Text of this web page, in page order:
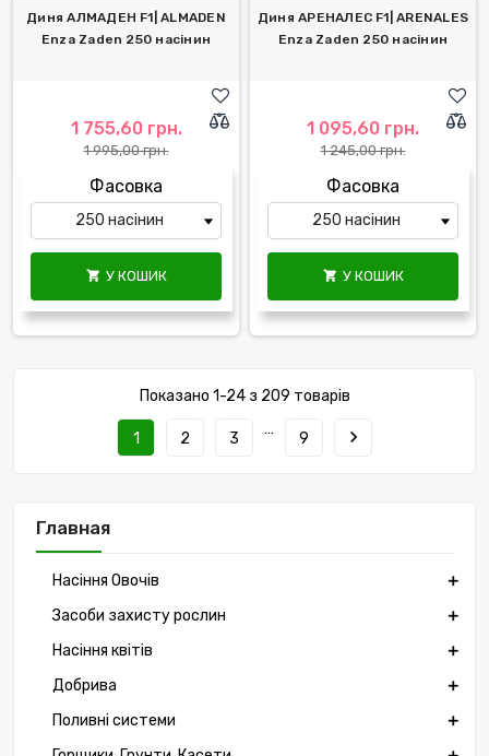
Главная
Насіння Овочів
Засоби захисту рослин
Насіння квітів
Добрива
Поливні системи
Диня АЛМАДЕН F1| ALMADEN
Enza Zaden 250 насінин
1 755,60 грн.
1 995,00 грн.
Фасовка
 У КОШИК
Диня АРЕНАЛЕС F1| ARENALES
Enza Zaden 250 насінин
1 095,60 грн.
1 245,00 грн.
Фасовка
 У КОШИК
Показано 1-24 з 209 товарів
1 2 3
…
9 navigate_next